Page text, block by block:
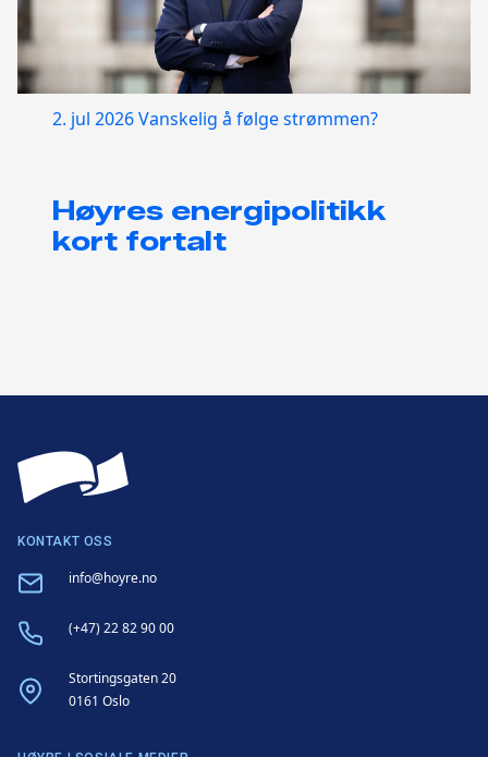
2. jul 2026Vanskelig å følge strømmen?
Høyres energipolitikk
kort fortalt
KONTAKT OSS
Email info@hoyre.no
Phone(+47) 22 82 90 00
AddressStortingsgaten 20
0161 Oslo